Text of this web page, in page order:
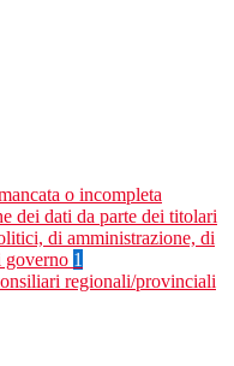
o incompleta
dei dati da parte dei titolari
di amministrazione, di
governo 1
regionali/provinciali